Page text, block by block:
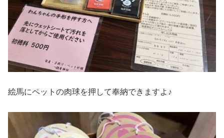
絵馬にペットの肉球を押して奉納できますよ♪